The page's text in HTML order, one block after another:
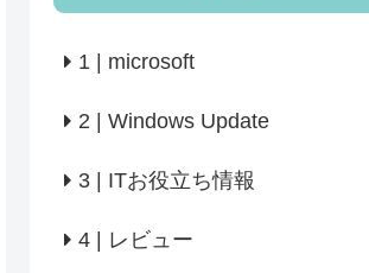
1 | microsoft
2 | Windows Update
3 | ITお役立ち情報
4 | レビュー